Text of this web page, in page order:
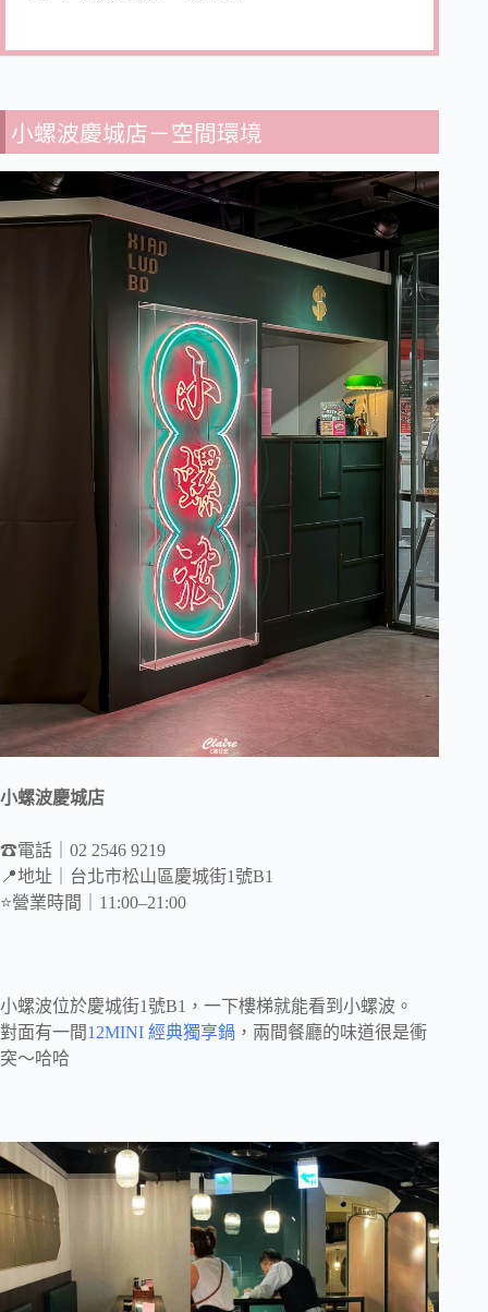
小螺波慶城店－空間環境
小螺波慶城店
☎電話｜02 2546 9219
📍地址｜台北市松山區慶城街1號B1
⭐️營業時間｜11:00–21:00
小螺波位於慶城街1號B1，一下樓梯就能看到小螺波。
對面有一間12MINI 經典獨享鍋 ，兩間餐廳的味道很是衝
突～哈哈